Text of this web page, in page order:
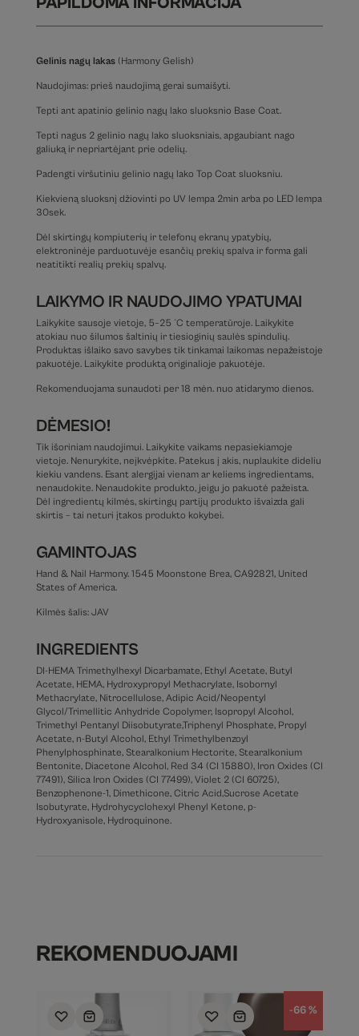
Gelinis nagų lakas(Harmony Gelish)
Naudojimas: prieš naudojimą gerai sumaišyti.
Tepti ant apatinio gelinio nagų lako sluoksnio Base Coat.
Tepti nagus 2 gelinio nagų lako sluoksniais, apgaubiant nago
galiuką ir nepriartėjant prie odelių.
Padengti viršutiniu gelinio nagų lako Top Coat sluoksniu.
Kiekvieną sluoksnį džiovinti po UV lempa 2min arba po LED lempa
30sek.
Dėl skirtingų kompiuterių ir telefonų ekranų ypatybių,
elektroninėje parduotuvėje esančių prekių spalva ir forma gali
neatitikti realių prekių spalvų.
LAIKYMO IR NAUDOJIMO YPATUMAI
Laikykite sausoje vietoje, 5–25 °C temperatūroje. Laikykite
atokiau nuo šilumos šaltinių ir tiesioginių saulės spindulių.
Produktas išlaiko savo savybes tik tinkamai laikomas nepažeistoje
pakuotėje. Laikykite produktą originalioje pakuotėje.
Rekomenduojama sunaudoti per 18 mėn. nuo atidarymo dienos.
DĖMESIO!
Tik išoriniam naudojimui. Laikykite vaikams nepasiekiamoje
vietoje. Nenurykite, neįkvėpkite. Patekus į akis, nuplaukite dideliu
kiekiu vandens. Esant alergijai vienam ar keliems ingredientams,
nenaudokite. Nenaudokite produkto, jeigu jo pakuotė pažeista.
Dėl ingredientų kilmės, skirtingų partijų produkto išvaizda gali
skirtis – tai neturi įtakos produkto kokybei.
GAMINTOJAS
Hand & Nail Harmony. 1545 Moonstone Brea, CA92821, United
States of America.
Kilmės šalis: JAV
INGREDIENTS
DI-HEMA Trimethylhexyl Dicarbamate, Ethyl Acetate, Butyl
Acetate, HEMA, Hydroxypropyl Methacrylate, Isobornyl
Methacrylate, Nitrocellulose, Adipic Acid/Neopentyl
Glycol/Trimellitic Anhydride Copolymer, Isopropyl Alcohol,
Trimethyl Pentanyl Diisobutyrate,Triphenyl Phosphate, Propyl
Acetate, n-Butyl Alcohol, Ethyl Trimethylbenzoyl
Phenylphosphinate, Stearalkonium Hectorite, Stearalkonium
Bentonite, Diacetone Alcohol, Red 34 (CI 15880), Iron Oxides (CI
77491), Silica Iron Oxides (CI 77499), Violet 2 (CI 60725),
Benzophenone-1, Dimethicone, Citric Acid,Sucrose Acetate
Isobutyrate, Hydrohycyclohexyl Phenyl Ketone, p-
Hydroxyanisole, Hydroquinone.
REKOMENDUOJAMI
-66 %